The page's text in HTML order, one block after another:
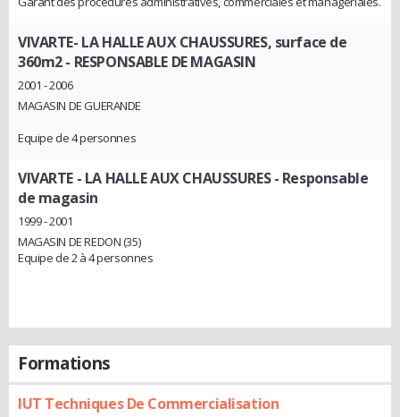
VIVARTE- LA HALLE AUX CHAUSSURES, surface de
360m2- RESPONSABLE DE MAGASIN
2001 - 2006
MAGASIN DE GUERANDE
Equipe de 4 personnes
VIVARTE - LA HALLE AUX CHAUSSURES- Responsable
de magasin
1999 - 2001
MAGASIN DE REDON (35)
Equipe de 2 à 4 personnes
Formations
IUT Techniques De Commercialisation